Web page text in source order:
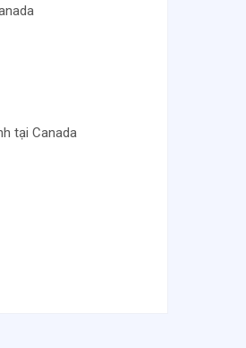
tại Canada